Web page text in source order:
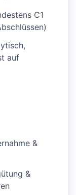
C1
auf
&
&